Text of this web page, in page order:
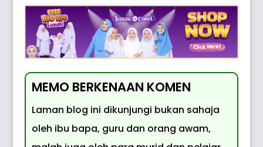
MEMO BERKENAAN KOMEN
Laman blog ini dikunjungi bukan sahaja
oleh ibu bapa, guru dan orang awam,